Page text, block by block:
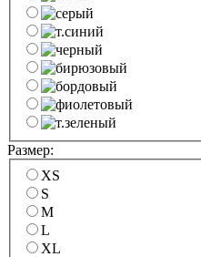
Размер:
XS
S
M
L
XL